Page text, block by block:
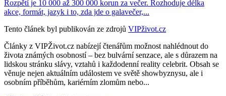
Rozpětí je 10 000 až 300 000 korun za večer. Rozhoduje délka
akce, formát, jazyk i to, zda jde o galavečer,...
Tento článek byl publikován ze zdrojů VIPživot.cz
Články z VIPŽivot.cz nabízejí čtenářům možnost nahlédnout do
života známých osobností – bez bulvární senzace, ale s důrazem na
lidskou stránku slávy, vztahů i každodenní reality celebrit. Obsah se
věnuje nejen aktuálním událostem ve světě showbyznysu, ale i
osobním příběhům, kariérním zlomům nebo...